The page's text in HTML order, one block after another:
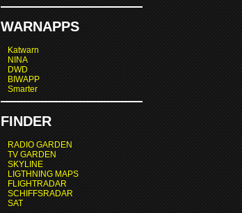
WARNAPPS
Katwarn
NINA
DWD
BIWAPP
Smarter
FINDER
RADIO GARDEN
TV GARDEN
SKYLINE
LIGTHNING MAPS
FLIGHTRADAR
SCHIFFSRADAR
SAT